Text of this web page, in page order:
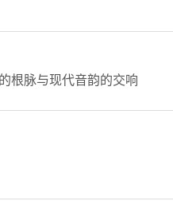
根脉与现代音韵的交响